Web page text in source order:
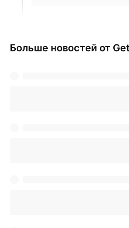
Больше новостей от